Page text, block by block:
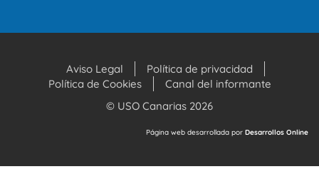
Aviso Legal
Política de privacidad
Política de Cookies
Canal del informante
© USO Canarias 2026
Página web desarrollada por Desarrollos Online